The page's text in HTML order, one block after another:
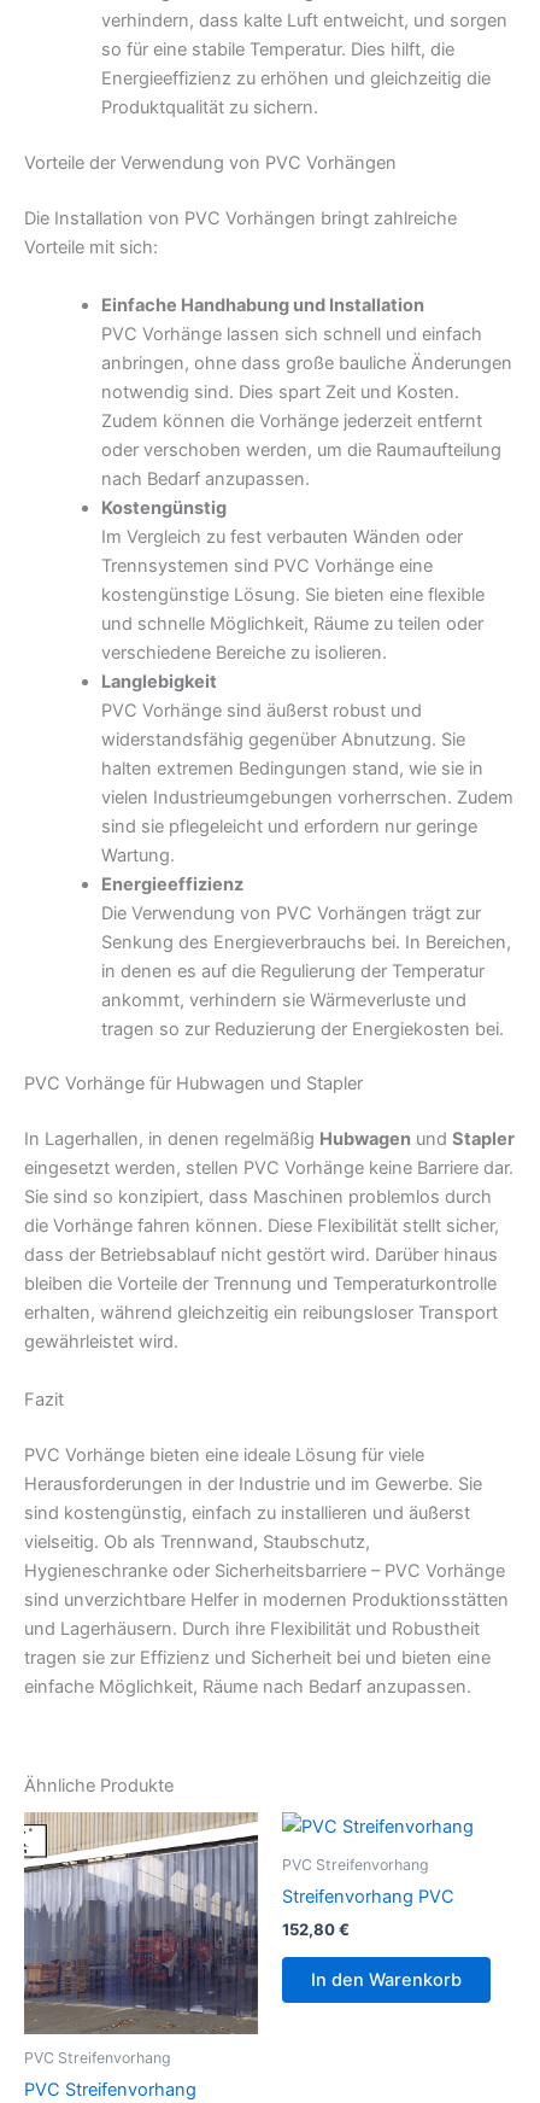
verhindern, dass kalte Luft entweicht, und sorgen
so für eine stabile Temperatur. Dies hilft, die
Energieeffizienz zu erhöhen und gleichzeitig die
Produktqualität zu sichern.
Vorteile der Verwendung von PVC Vorhängen
Die Installation von PVC Vorhängen bringt zahlreiche
Vorteile mit sich:
Einfache Handhabung und Installation
PVC Vorhänge lassen sich schnell und einfach
anbringen, ohne dass große bauliche Änderungen
notwendig sind. Dies spart Zeit und Kosten.
Zudem können die Vorhänge jederzeit entfernt
oder verschoben werden, um die Raumaufteilung
nach Bedarf anzupassen.
Kostengünstig
Im Vergleich zu fest verbauten Wänden oder
Trennsystemen sind PVC Vorhänge eine
kostengünstige Lösung. Sie bieten eine flexible
und schnelle Möglichkeit, Räume zu teilen oder
verschiedene Bereiche zu isolieren.
Langlebigkeit
PVC Vorhänge sind äußerst robust und
widerstandsfähig gegenüber Abnutzung. Sie
halten extremen Bedingungen stand, wie sie in
vielen Industrieumgebungen vorherrschen. Zudem
sind sie pflegeleicht und erfordern nur geringe
Wartung.
Energieeffizienz
Die Verwendung von PVC Vorhängen trägt zur
Senkung des Energieverbrauchs bei. In Bereichen,
in denen es auf die Regulierung der Temperatur
ankommt, verhindern sie Wärmeverluste und
tragen so zur Reduzierung der Energiekosten bei.
PVC Vorhänge für Hubwagen und Stapler
In Lagerhallen, in denen regelmäßig Hubwagen und Stapler
eingesetzt werden, stellen PVC Vorhänge keine Barriere dar.
Sie sind so konzipiert, dass Maschinen problemlos durch
die Vorhänge fahren können. Diese Flexibilität stellt sicher,
dass der Betriebsablauf nicht gestört wird. Darüber hinaus
bleiben die Vorteile der Trennung und Temperaturkontrolle
erhalten, während gleichzeitig ein reibungsloser Transport
gewährleistet wird.
Fazit
PVC Vorhänge bieten eine ideale Lösung für viele
Herausforderungen in der Industrie und im Gewerbe. Sie
sind kostengünstig, einfach zu installieren und äußerst
vielseitig. Ob als Trennwand, Staubschutz,
Hygieneschranke oder Sicherheitsbarriere – PVC Vorhänge
sind unverzichtbare Helfer in modernen Produktionsstätten
und Lagerhäusern. Durch ihre Flexibilität und Robustheit
tragen sie zur Effizienz und Sicherheit bei und bieten eine
einfache Möglichkeit, Räume nach Bedarf anzupassen.
Ähnliche Produkte
PVC Streifenvorhang
PVC Streifenvorhang
PVC Streifenvorhang
Streifenvorhang PVC
152,80€
In den Warenkorb